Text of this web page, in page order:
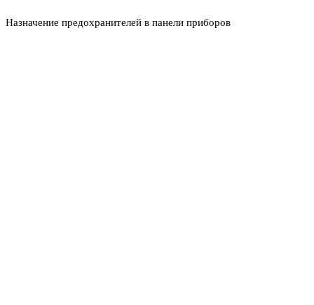
Назначение предохранителей в панели приборов